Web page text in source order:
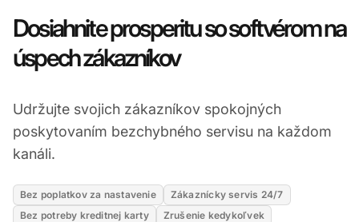
Dosiahnite prosperitu so softvérom na
úspech zákazníkov
Udržujte svojich zákazníkov spokojných
poskytovaním bezchybného servisu na každom
kanáli.
Bez poplatkov za nastavenie
Zákaznícky servis 24/7
Bez potreby kreditnej karty
Zrušenie kedykoľvek